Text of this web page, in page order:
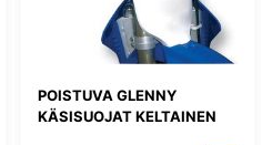
POISTUVA GLENNY
KÄSISUOJAT KELTAINEN